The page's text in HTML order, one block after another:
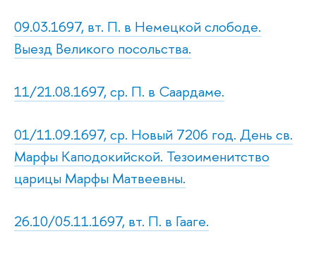
09.03.1697, вт. П. в Немецкой слободе.
Выезд Великого посольства.
11/21.08.1697, ср. П. в Саардаме.
01/11.09.1697, ср. Новый 7206 год. День св.
Марфы Каподокийской. Тезоименитство
царицы Марфы Матвеевны.
26.10/05.11.1697, вт. П. в Гааге.